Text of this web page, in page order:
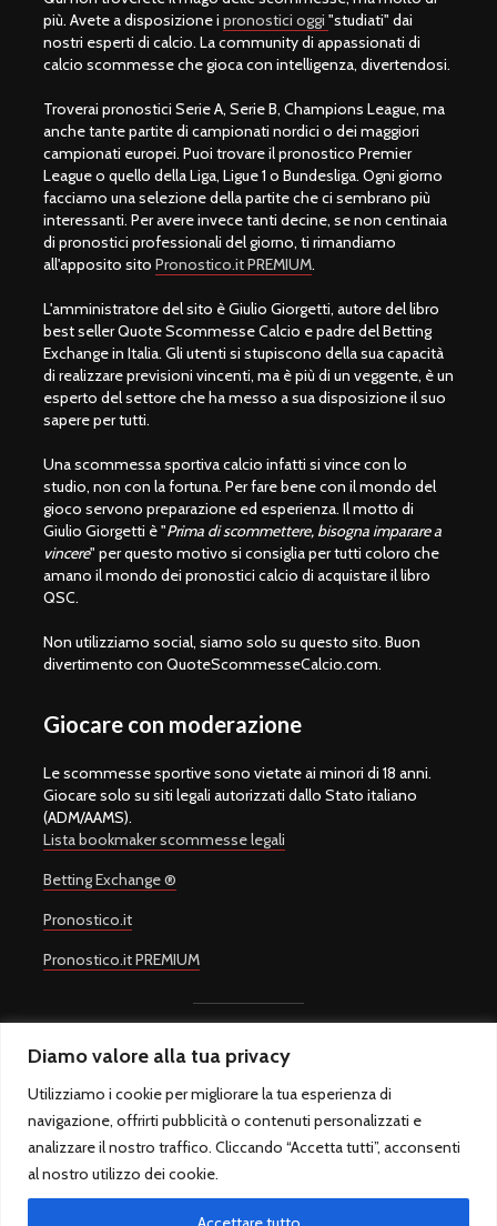
Diamo valore alla tua privacy
Utilizziamo i cookie per migliorare la tua esperienza di
navigazione, offrirti pubblicità o contenuti personalizzati e
analizzare il nostro traffico. Cliccando “Accetta tutti”, acconsenti
al nostro utilizzo dei cookie.
più. Avete a disposizione i pronostici oggi "studiati" dai
nostri esperti di calcio. La community di appassionati di
calcio scommesse che gioca con intelligenza, divertendosi.
Troverai pronostici Serie A, Serie B, Champions League, ma
anche tante partite di campionati nordici o dei maggiori
campionati europei. Puoi trovare il pronostico Premier
League o quello della Liga, Ligue 1 o Bundesliga. Ogni giorno
facciamo una selezione della partite che ci sembrano più
interessanti. Per avere invece tanti decine, se non centinaia
di pronostici professionali del giorno, ti rimandiamo
all'apposito sito Pronostico.it PREMIUM.
L'amministratore del sito è Giulio Giorgetti, autore del libro
best seller Quote Scommesse Calcio e padre del Betting
Exchange in Italia. Gli utenti si stupiscono della sua capacità
di realizzare previsioni vincenti, ma è più di un veggente, è un
esperto del settore che ha messo a sua disposizione il suo
sapere per tutti.
Una scommessa sportiva calcio infatti si vince con lo
studio, non con la fortuna. Per fare bene con il mondo del
gioco servono preparazione ed esperienza. Il motto di
Giulio Giorgetti è "Prima di scommettere, bisogna imparare a
vincere" per questo motivo si consiglia per tutti coloro che
amano il mondo dei pronostici calcio di acquistare il libro
QSC.
Non utilizziamo social, siamo solo su questo sito. Buon
divertimento con QuoteScommesseCalcio.com.
Giocare con moderazione
Le scommesse sportive sono vietate ai minori di 18 anni.
Giocare solo su siti legali autorizzati dallo Stato italiano
(ADM/AAMS).
Lista bookmaker scommesse legali
Betting Exchange ®
Pronostico.it
Pronostico.it PREMIUM
Copyright © 2008-2026.Quote Scommesse Calcio
marchio registrato.
Quote Scommesse Calcio fornisce pronostici sulle principali
competizioni sportive. Il gioco in Italia è regolamentato dall'Agenzia
Dogane e Monopoli ed è riservato ai maggiori di 18 anni.